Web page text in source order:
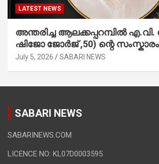
LATEST NEWS
അന്തരിച്ച ആ​ല​ക്ക​പ്പ​റമ്പിൽ​
ഷിജോ ജോർജ് ,50) ന്റെ
July 5, 2026 SABARI NEWS
SABARI NEWS
SABARINEWS.COM
LICENCE NO: KL07D0003595